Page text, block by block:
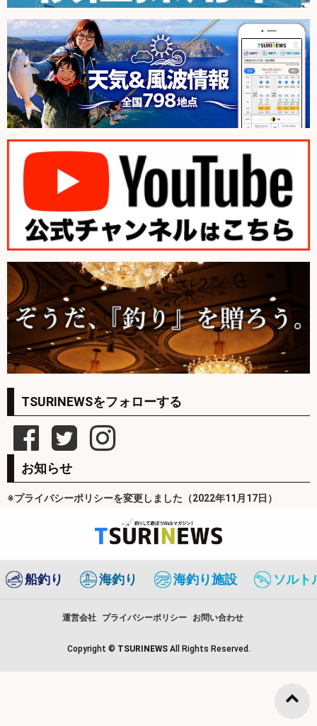
TSURINEWSをフォローする
お知らせ
※プライバシーポリシーを変更しました（2022年11月17日）
船釣り 海釣り 海釣り施設 ソルト
運営会社 プライバシーポリシー お問い合わせ
Copyright © TSURINEWS All Rights Reserved.